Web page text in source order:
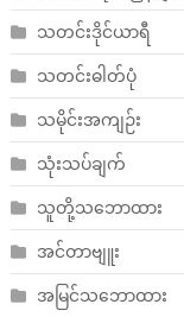
သတင်းဒိုင်ယာရီ
သတင်းဓါတ်ပုံ
သမိုင်းအကျဉ်း
သုံးသပ်ချက်
သူတို့သဘောထား
အင်တာဗျူး
အမြင်သဘောထား